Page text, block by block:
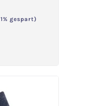
gespart)